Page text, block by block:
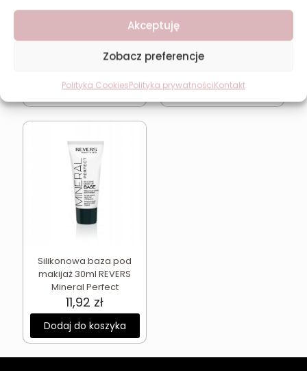
Akceptuję
Zobacz preferencje
Polityka CookiesPolityka prywatnościKontakt
Dodaj do koszyka
wynosiła:
Najniższa cena w ciągu
ostatnich 30 dni:
Dodaj do koszyka
Silikonowa baza pod
makijaż 30ml REVERS
Mineral Perfect
11,92 zł
Dodaj do koszyka